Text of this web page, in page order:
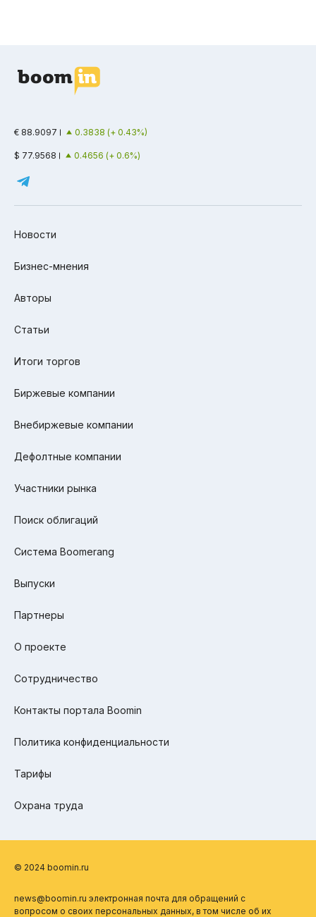
€ 88.9097 0.3838 (+ 0.43%)
$ 77.9568 0.4656 (+ 0.6%)
Новости
Бизнес-мнения
Авторы
Статьи
Итоги торгов
Биржевые компании
Внебиржевые компании
Дефолтные компании
Участники рынка
Поиск облигаций
Система Boomerang
Выпуски
Партнеры
О проекте
Сотрудничество
Контакты портала Boomin
Политика конфиденциальности
Тарифы
Охрана труда
© 2024 boomin.ru
news@boomin.ru электронная почта для обращений с
вопросом о своих персональных данных, в том числе об их